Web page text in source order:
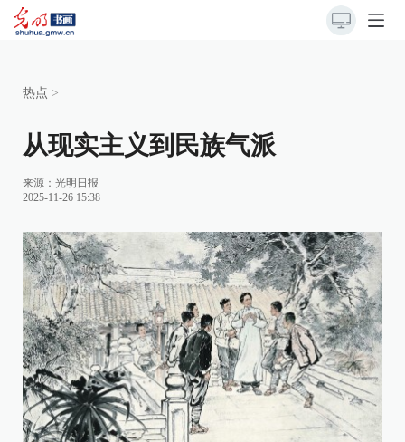
热点 >
从现实主义到民族气派
来源： 光明日报
2025-11-26 15:38